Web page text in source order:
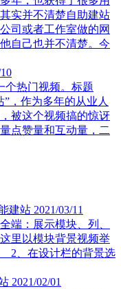
实并不清楚自助建站
司或者工作室做的网
自己也并不清楚。今
个热门视频。标题
，作为多年的从业人
被这个视频搞的惊讶
点赞量和互动量，二
建站 2021/03/11
端：展示模块、列、
里以模块背景视频举
2、在设计栏的背景选
2021/02/01